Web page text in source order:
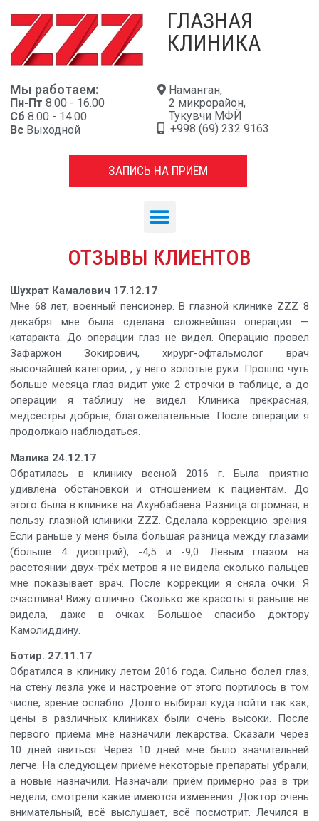
ГЛАЗНАЯ
КЛИНИКА
Мы работаем:
Пн-Пт8.00 - 16.00
Сб8.00 - 14.00
Вс Выходной
Наманган,
2 микрорайон,
Тукувчи МФЙ
+998 (69) 232 9163
ЗАПИСЬ НА ПРИЁМ
ОТЗЫВЫ КЛИЕНТОВ
Шухрат Камалович 17.12.17
Мне 68 лет, военный пенсионер. В глазной клинике ZZZ 8
декабря мне была сделана сложнейшая операция —
катаракта. До операции глаз не видел. Операцию провел
Зафаржон Зокирович, хирург-офтальмолог врач
высочайшей категории, , у него золотые руки. Прошло чуть
больше месяца глаз видит уже 2 строчки в таблице, а до
операции я таблицу не видел. Клиника прекрасная,
медсестры добрые, благожелательные. После операции я
продолжаю наблюдаться.
Малика 24.12.17
Обратилась в клинику весной 2016 г. Была приятно
удивлена обстановкой и отношением к пациентам. До
этого была в клинике на Ахунбабаева. Разница огромная, в
пользу глазной клиники ZZZ. Сделала коррекцию зрения.
Если раньше у меня была большая разница между глазами
(больше 4 диоптрий), -4,5 и -9,0. Левым глазом на
расстоянии двух-трёх метров я не видела сколько пальцев
мне показывает врач. После коррекции я сняла очки. Я
счастлива! Вижу отлично. Сколько же красоты я раньше не
видела, даже в очках. Большое спасибо доктору
Камолиддину.
Ботир. 27.11.17
Обратился в клинику летом 2016 года. Сильно болел глаз,
на стену лезла уже и настроение от этого портилось в том
числе, зрение ослабло. Долго выбирал куда пойти так как,
цены в различных клиниках были очень высоки. После
первого приема мне назначили лекарства. Сказали через
10 дней явиться. Через 10 дней мне было значительней
легче. На следующем приёме некоторые препараты убрали,
а новые назначили. Назначали приём примерно раз в три
недели, смотрели какие имеются изменения. Доктор очень
внимательный, всё выслушает, всё посмотрит. Лечился в